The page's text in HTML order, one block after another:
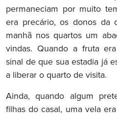
permaneciam por muito
era precário, os donos da
manhã nos quartos um
vindas. Quando a fruta
sinal de que sua estadia já
a liberar o quarto de visita.
Ainda, quando algum
filhas do casal, uma vela